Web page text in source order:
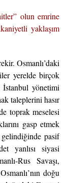
olun emrine
yaklaşım
Osmanlı’daki
yerelde birçok
yönetimi
taleplerini hasır
toprak meselesi
gasp etmek
pasif
yanlısı siyasi
Rus Savaşı,
doğu